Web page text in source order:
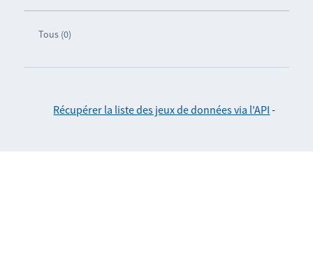
Tous (0)
Récupérer la liste des jeux de données via l'API -